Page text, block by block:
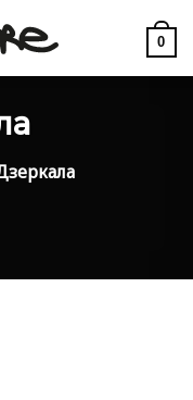
0